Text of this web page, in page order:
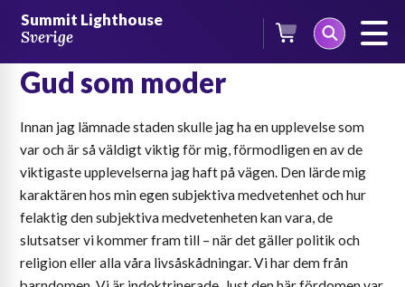
Summit Lighthouse
Sverige
Jungfru Maria uppenbarar
Gud som moder
Innan jag lämnade staden skulle jag ha en upplevelse som
var och är så väldigt viktig för mig, förmodligen en av de
viktigaste upplevelserna jag haft på vägen. Den lärde mig
karaktären hos min egen subjektiva medvetenhet och hur
felaktig den subjektiva medvetenheten kan vara, de
slutsatser vi kommer fram till – när det gäller politik och
religion eller alla våra livsåskådningar. Vi har dem från